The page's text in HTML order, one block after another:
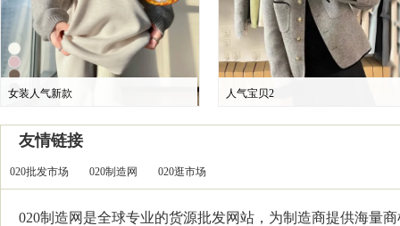
女装人气新款 人气宝贝2
友情链接
020批发市场 020制造网 020逛市场
020制造网是全球专业的货源批发网站，为制造商提供海量